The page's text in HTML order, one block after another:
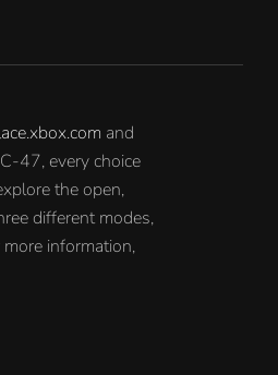
and
47, every choice
the open,
different modes,
information,